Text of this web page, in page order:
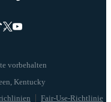
vorbehalten
Fair-Use-Richtlinie